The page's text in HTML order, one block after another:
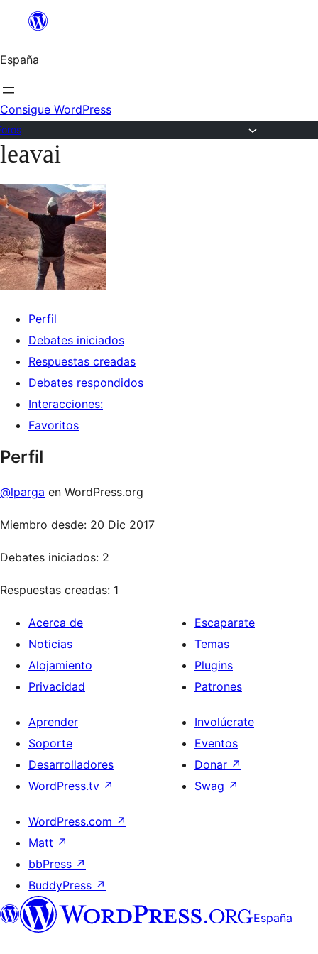
Saltar
contenido
España
Consigue WordPress
Saltar
contenido
leavai
Perfil
Debates iniciados
Respuestas creadas
Debates respondidos
Interacciones:
Favoritos
Perfil
@lparga en WordPress.org
Miembro desde: 20 Dic 2017
Debates iniciados: 2
Respuestas creadas: 1
Acerca de
Noticias
Alojamiento
Privacidad
Escaparate
Temas
Plugins
Patrones
Aprender
Soporte
Desarrolladores
WordPress.tv ↗
Involúcrate
Eventos
Donar ↗
Swag ↗
WordPress.com ↗
Matt ↗
bbPress ↗
BuddyPress ↗
España